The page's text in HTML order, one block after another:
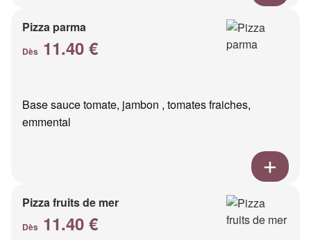
Pizza parma
Dès 11.40 €
Base sauce tomate, jambon , tomates fraiches,
emmental
Pizza fruits de mer
Dès 11.40 €